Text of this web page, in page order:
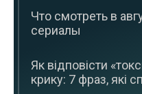
Что смотреть в
сериалы
Як відповісти
крику: 7 фраз, які